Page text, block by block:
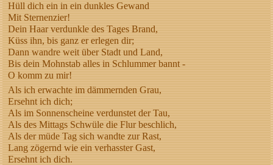
Hüll dich ein in ein dunkles Gewand
Mit Sternenzier!
Dein Haar verdunkle des Tages Brand,
Küss ihn, bis ganz er erlegen dir;
Dann wandre weit über Stadt und Land,
Bis dein Mohnstab alles in Schlummer bannt -
O komm zu mir!
Als ich erwachte im dämmernden Grau,
Ersehnt ich dich;
Als im Sonnenscheine verdunstet der Tau,
Als des Mittags Schwüle die Flur beschlich,
Als der müde Tag sich wandte zur Rast,
Lang zögernd wie ein verhasster Gast,
Ersehnt ich dich.